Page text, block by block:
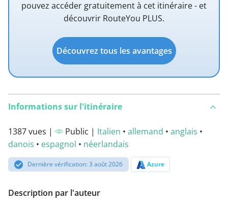
pouvez accéder gratuitement à cet itinéraire - et
découvrir RouteYou PLUS.
Découvrez tous les avantages
Informations sur l'itinéraire
1387 vues | Public | Italien • allemand • anglais •
danois • espagnol • néerlandais
Dernière vérification: 3 août 2026 Azure
Description par l'auteur